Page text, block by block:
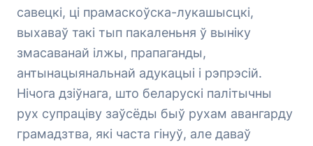
савецкі, ці прамаскоўска-лукашысцкі,
выхаваў такі тып пакаленьня ў выніку
змасаванай ілжы, прапаганды,
антынацыянальнай адукацыі і рэпрэсій.
Нічога дзіўнага, што беларускі палітычны
рух супраціву заўсёды быў рухам авангарду
грамадзтва, які часта гінуў, але даваў